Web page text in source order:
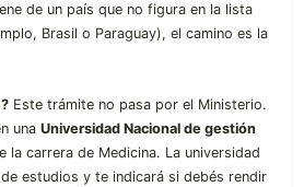
de un país que no figura en la lista
Brasil o Paraguay), el camino es la
Este trámite no pasa por el Ministerio.
una Universidad Nacional de gestión
la carrera de Medicina. La universidad
estudios y te indicará si debés rendir